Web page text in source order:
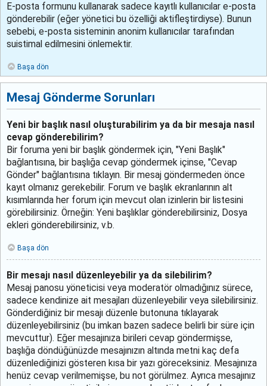
E-posta formunu kullanarak sadece kayıtlı kullanıcılar e-posta
gönderebilir (eğer yönetici bu özelliği aktifleştirdiyse). Bunun
sebebi, e-posta sisteminin anonim kullanıcılar tarafından
suistimal edilmesini önlemektir.
Başa dön
Mesaj Gönderme Sorunları
Yeni bir başlık nasıl oluşturabilirim ya da bir mesaja nasıl
cevap gönderebilirim?
Bir foruma yeni bir başlık göndermek için, "Yeni Başlık"
bağlantısına, bir başlığa cevap göndermek içinse, "Cevap
Gönder" bağlantısına tıklayın. Bir mesaj göndermeden önce
kayıt olmanız gerekebilir. Forum ve başlık ekranlarının alt
kısımlarında her forum için mevcut olan izinlerin bir listesini
görebilirsiniz. Örneğin: Yeni başlıklar gönderebilirsiniz, Dosya
ekleri gönderebilirsiniz, v.b.
Başa dön
Bir mesajı nasıl düzenleyebilir ya da silebilirim?
Mesaj panosu yöneticisi veya moderatör olmadığınız sürece,
sadece kendinize ait mesajları düzenleyebilir veya silebilirsiniz.
Gönderdiğiniz bir mesajı düzenle butonuna tıklayarak
düzenleyebilirsiniz (bu imkan bazen sadece belirli bir süre için
mevcuttur). Eğer mesajınıza birileri cevap göndermişse,
başlığa döndüğünüzde mesajınızın altında metni kaç defa
düzenlediğinizi gösteren kısa bir yazı göreceksiniz. Mesajınıza
henüz cevap verilmemişse, bu not görülmez. Ayrıca mesajınız